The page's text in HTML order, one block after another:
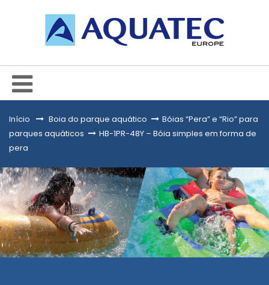
Início &gt;Boia do parque aquático > Bóias “Pera” e “Rio” para
parques aquáticos > HB-1PR-48Y – Bóia simples em forma de
pera